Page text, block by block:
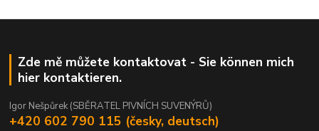
Zde mě můžete kontaktovat - Sie können mich
hier kontaktieren.
Igor Nešpůrek (SBĚRATEL PIVNÍCH SUVENÝRŮ)
+420 602 790 115 (česky, deutsch)